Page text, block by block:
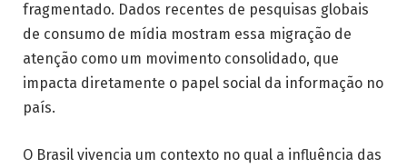
fragmentado. Dados recentes de pesquisas globais
de consumo de mídia mostram essa migração de
atenção como um movimento consolidado, que
impacta diretamente o papel social da informação no
país.
O Brasil vivencia um contexto no qual a influência das